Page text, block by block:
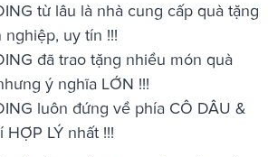
từ lâu là nhà cung cấp quà tặng
uy tín !!!
đã trao tặng nhiều món quà
ý nghĩa LỚN !!!
luôn đứng về phía CÔ DÂU &
LÝ nhất !!!